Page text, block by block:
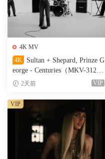
4K MV
4K
Sultan + Shepard, Prinze G
eorge - Centuries（MKV-312
M）2天前 VIP
VIP